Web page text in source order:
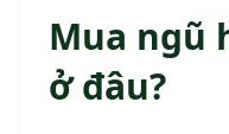
Mua ngũ
ở đâu?